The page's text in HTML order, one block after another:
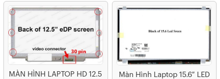
MÀN HÌNH LAPTOP HD 12.5
Màn Hình Laptop 15.6″ LED